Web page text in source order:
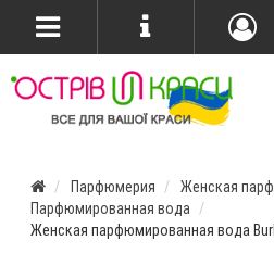
Парфюмерия
Женская
Парфюмированная вода
Женская парфюмированная вода